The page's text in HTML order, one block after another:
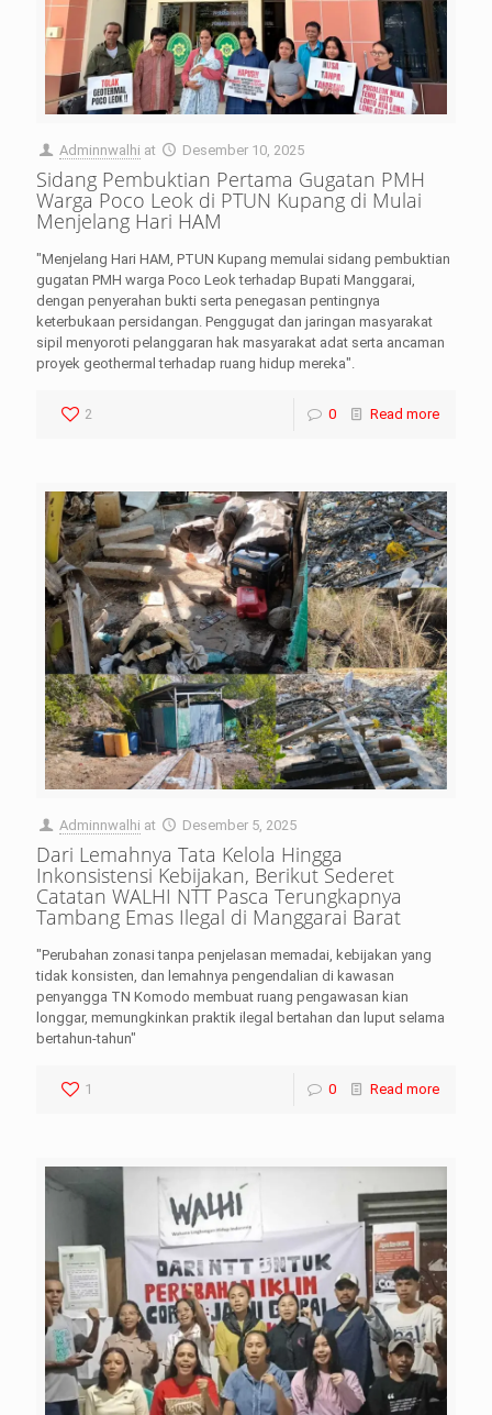
Adminnwalhi at Desember 10, 2025
Sidang Pembuktian Pertama Gugatan PMH
Warga Poco Leok di PTUN Kupang di Mulai
Menjelang Hari HAM
"Menjelang Hari HAM, PTUN Kupang memulai sidang pembuktian
gugatan PMH warga Poco Leok terhadap Bupati Manggarai,
dengan penyerahan bukti serta penegasan pentingnya
keterbukaan persidangan. Penggugat dan jaringan masyarakat
sipil menyoroti pelanggaran hak masyarakat adat serta ancaman
proyek geothermal terhadap ruang hidup mereka".
2 0 Read more
Adminnwalhi at Desember 5, 2025
Dari Lemahnya Tata Kelola Hingga
Inkonsistensi Kebijakan, Berikut Sederet
Catatan WALHI NTT Pasca Terungkapnya
Tambang Emas Ilegal di Manggarai Barat
"Perubahan zonasi tanpa penjelasan memadai, kebijakan yang
tidak konsisten, dan lemahnya pengendalian di kawasan
penyangga TN Komodo membuat ruang pengawasan kian
longgar, memungkinkan praktik ilegal bertahan dan luput selama
bertahun-tahun"
1 0 Read more